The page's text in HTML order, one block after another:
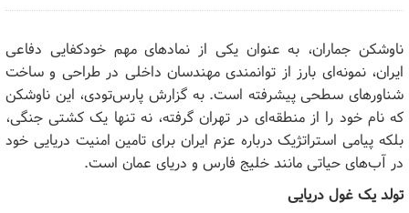
ناوشکن جماران، به عنوان یکی از نمادهای مهم خودکفایی دفاعی
ایران، نمونه‌ای بارز از توانمندی مهندسان داخلی در طراحی و ساخت
شناورهای سطحی پیشرفته است. به گزارش پارس‌تودی، این ناوشکن
که نام خود را از منطقه‌ای در تهران گرفته، نه تنها یک کشتی جنگی،
بلکه پیامی استراتژیک درباره عزم ایران برای تامین امنیت دریایی خود
در آب‌های حیاتی مانند خلیج فارس و دریای عمان است.
تولد یک غول دریایی